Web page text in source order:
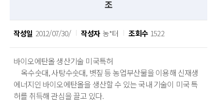
조
작성일 2012/07/30/ 작성자 농*터 조회수 1522
바이오에탄올 생산기술 미국특허
옥수숫대, 사탕수숫대, 볏짚 등 농업부산물을 이용해 신재생
에너지인 바이오에탄올을 생산할 수 있는 국내 기술이 미국 특
허를 취득해 관심을 끌고 있다.